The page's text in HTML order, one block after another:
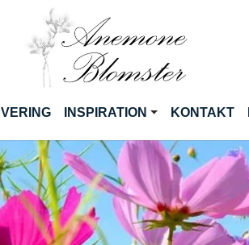
INSPIRATION KONTAKT